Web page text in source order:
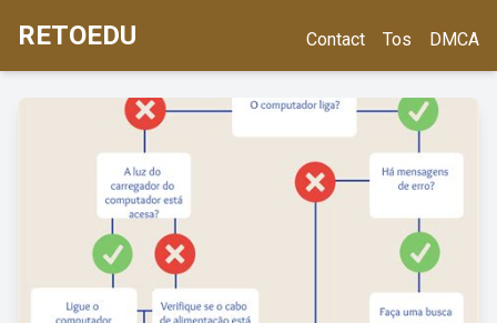
RETOEDU Contact Tos DMCA